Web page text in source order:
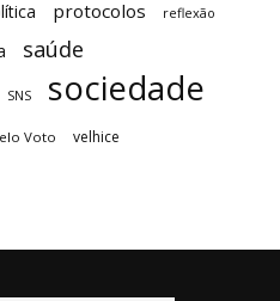
protocolos reflexão
saúde
SNS sociedade
Voto velhice